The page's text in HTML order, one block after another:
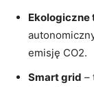
Ekologiczne
emisję CO2.
Smart grid –